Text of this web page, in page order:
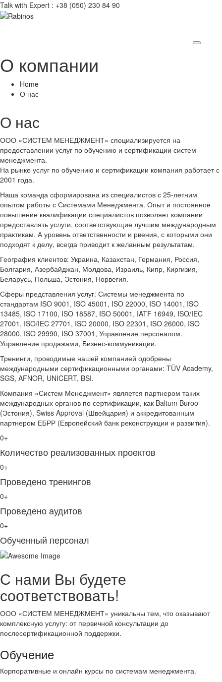
Talk with Expert : +38 (050) 230 84 90
О компании
Home
О нас
О нас
ООО «СИСТЕМ МЕНЕДЖМЕНТ» специализируется на
предоставлении услуг по обучению и сертификации систем
менеджмента.
На рынке услуг по обучению и сертификации компания работает с
2001 года.
Наша команда сформирована из специалистов с 25-летним
опытом работы с Системами Менеджмента. Опыт и постоянное
повышение квалификации специалистов позволяет компании
предоставлять услуги, соответствующие лучшим международным
практикам. А уровень ответственности и рвения, с которыми они
подходят к делу, всегда приводит к желанным результатам.
География клиентов: Украина, Казахстан, Германия, Россия,
Болгария, Азербайджан, Молдова, Израиль, Кипр, Киргизия,
Беларусь, Польша, Эстония, Норвегия.
Сферы представления услуг: Системы менеджмента по
стандартам ISO 9001, ISO 45001, ISO 22000, ISO 14001, ISO
13485, ISO 17100, ISO 18587, ISO 50001, IATF 16949, ISO/IEC
27001, ISO/IEC 27701, ISO 20000, ISO 22301, ISO 26000, ISO
28000, ISO 29990, ISO 37001, Управление персоналом.
Управление продажами, Бизнес-коммуникации.
Тренинги, проводимые нашей компанией одобрены
международными сертификационными органами: TÜV Academy,
SGS, AFNOR, UNICERT, BSI.
Компания «Систем Менеджмент» является партнером таких
международных органов по сертификации, как Baltum Buroo
(Эстония), Swiss Approval (Швейцария) и аккредитованным
партнером ЕБРР (Европейский банк реконструкции и развития).
0+
Количество реализованных проектов
0+
Проведено тренингов
0+
Проведено аудитов
0+
Обученный персонал
С нами Вы будете
соответствовать!
ООО «СИСТЕМ МЕНЕДЖМЕНТ» уникальны тем, что оказывают
комплексную услугу: от первичной консультации до
послесертификационной поддержки.
Обучение
Корпоративные и онлайн курсы по системам менеджмента.